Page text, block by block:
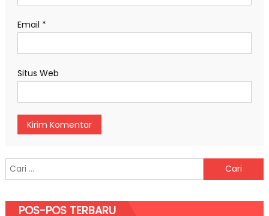
Email *
Situs Web
Cari untuk:
POS-POS TERBARU